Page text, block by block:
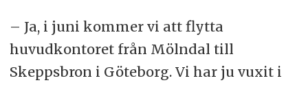
– Ja, i juni kommer vi att flytta
huvudkontoret från Mölndal till
Skeppsbron i Göteborg. Vi har ju vuxit i